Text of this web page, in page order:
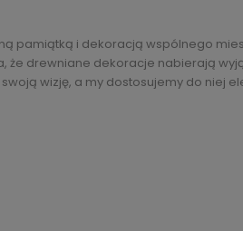
pamiątką i dekoracją wspólnego
że drewniane dekoracje nabierają
wizję, a my dostosujemy do niej